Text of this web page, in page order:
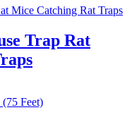
Trap Rat